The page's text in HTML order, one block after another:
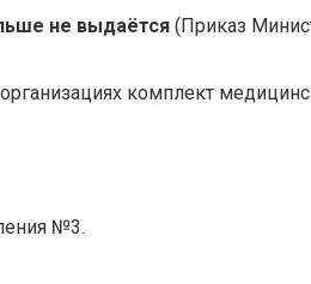
не выдаётся (Приказ
комплект
№3.